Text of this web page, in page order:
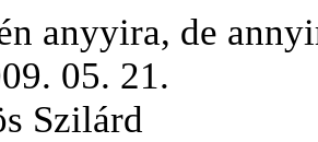
anyyira, de
05. 21.
Szilárd